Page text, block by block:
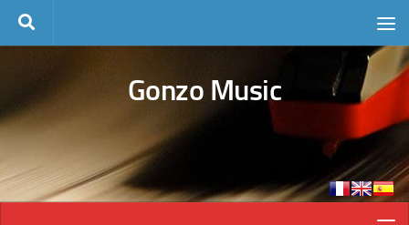
Skip to content
Gonzo Music